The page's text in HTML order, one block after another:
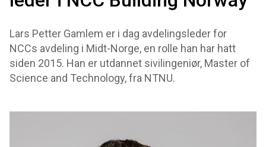
Lars Petter Gamlem er i dag avdelingsleder for
NCCs avdeling i Midt-Norge, en rolle han har hatt
siden 2015. Han er utdannet sivilingeniør, Master of
Science and Technology, fra NTNU.